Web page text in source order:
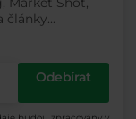
vyplnit
o podnikání
základě
a kdykoli
je u
striktně
v EEA
články...
Odebírat